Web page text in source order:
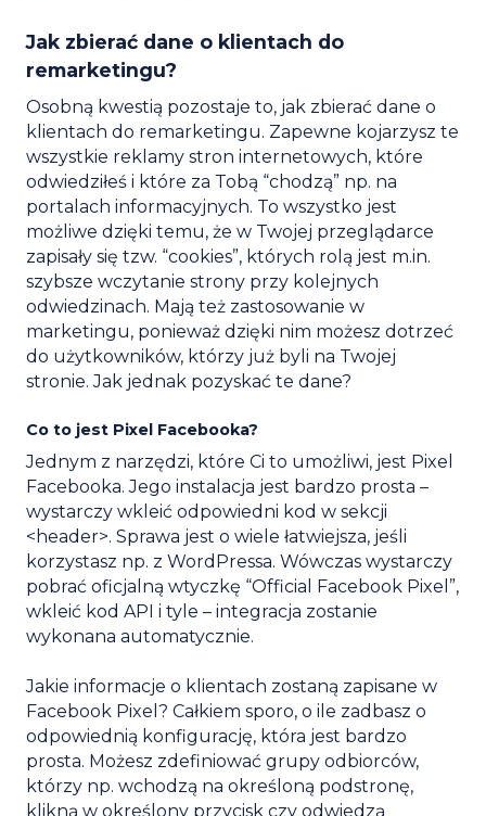
Jak zbierać dane o klientach do
remarketingu?
Osobną kwestią pozostaje to, jak zbierać dane o
klientach do remarketingu. Zapewne kojarzysz te
wszystkie reklamy stron internetowych, które
odwiedziłeś i które za Tobą “chodzą” np. na
portalach informacyjnych. To wszystko jest
możliwe dzięki temu, że w Twojej przeglądarce
zapisały się tzw. “cookies”, których rolą jest m.in.
szybsze wczytanie strony przy kolejnych
odwiedzinach. Mają też zastosowanie w
marketingu, ponieważ dzięki nim możesz dotrzeć
do użytkowników, którzy już byli na Twojej
stronie. Jak jednak pozyskać te dane?
Co to jest Pixel Facebooka?
Jednym z narzędzi, które Ci to umożliwi, jest Pixel
Facebooka. Jego instalacja jest bardzo prosta –
wystarczy wkleić odpowiedni kod w sekcji
<header>. Sprawa jest o wiele łatwiejsza, jeśli
korzystasz np. z WordPressa. Wówczas wystarczy
pobrać oficjalną wtyczkę “Official Facebook Pixel”,
wkleić kod API i tyle – integracja zostanie
wykonana automatycznie.
Jakie informacje o klientach zostaną zapisane w
Facebook Pixel? Całkiem sporo, o ile zadbasz o
odpowiednią konfigurację, która jest bardzo
prosta. Możesz zdefiniować grupy odbiorców,
którzy np. wchodzą na określoną podstronę,
klikną w określony przycisk czy odwiedzą